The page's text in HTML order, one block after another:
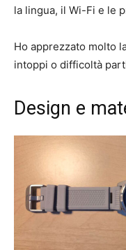
la lingua, il Wi-Fi e le
Ho apprezzato molto
intoppi o difficoltà
Design e